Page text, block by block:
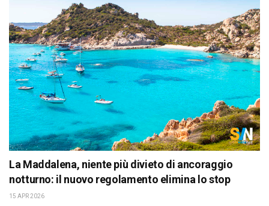
La Maddalena, niente più divieto di ancoraggio
notturno: il nuovo regolamento elimina lo stop
15 APR 2026